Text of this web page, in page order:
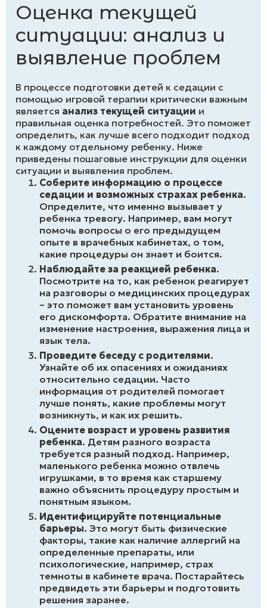
Оценка текущей
ситуации: анализ и
выявление проблем
В процессе подготовки детей к седации с
помощью игровой терапии критически важным
является анализ текущей ситуации и
правильная оценка потребностей. Это поможет
определить, как лучше всего подходит подход
к каждому отдельному ребенку. Ниже
приведены пошаговые инструкции для оценки
ситуации и выявления проблем.
Соберите информацию о процессе
седации и возможных страхах ребенка.
Определите, что именно вызывает у
ребенка тревогу. Например, вам могут
помочь вопросы о его предыдущем
опыте в врачебных кабинетах, о том,
какие процедуры он знает и боится.
Наблюдайте за реакцией ребенка.
Посмотрите на то, как ребенок реагирует
на разговоры о медицинских процедурах
– это поможет вам установить уровень
его дискомфорта. Обратите внимание на
изменение настроения, выражения лица и
язык тела.
Проведите беседу с родителями.
Узнайте об их опасениях и ожиданиях
относительно седации. Часто
информация от родителей помогает
лучше понять, какие проблемы могут
возникнуть, и как их решить.
Оцените возраст и уровень развития
ребенка. Детям разного возраста
требуется разный подход. Например,
маленького ребенка можно отвлечь
игрушками, в то время как старшему
важно объяснить процедуру простым и
понятным языком.
Идентифицируйте потенциальные
барьеры. Это могут быть физические
факторы, такие как наличие аллергий на
определенные препараты, или
психологические, например, страх
темноты в кабинете врача. Постарайтесь
предвидеть эти барьеры и подготовить
решения заранее.